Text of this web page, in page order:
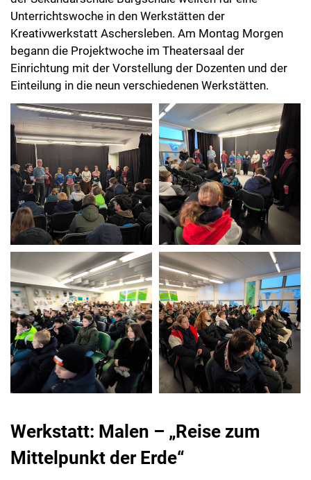
Unterrichtswoche in den Werkstätten der
Kreativwerkstatt Aschersleben. Am Montag Morgen
begann die Projektwoche im Theatersaal der
Einrichtung mit der Vorstellung der Dozenten und der
Einteilung in die neun verschiedenen Werkstätten.
Werkstatt: Malen – „Reise zum
Mittelpunkt der Erde“